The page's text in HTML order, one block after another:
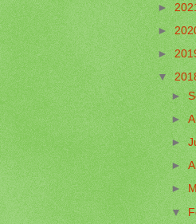
►
►
►
▼
►
►
►
►
►
▼